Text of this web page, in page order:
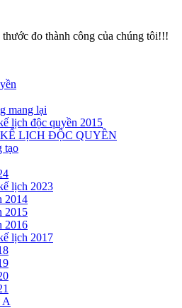
đo thành công của chúng tôi!!!
mang lại
lịch độc quyền 2015
LỊCH ĐỘC QUYỀN
tạo
lịch 2023
2014
2015
2016
lịch 2017
A